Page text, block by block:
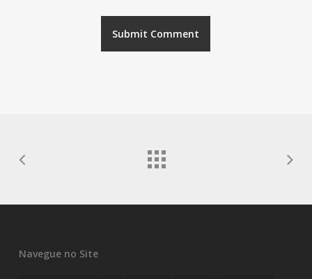
Navegue no Site